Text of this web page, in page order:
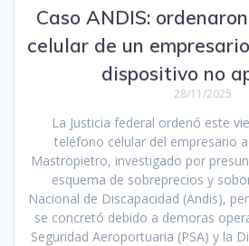
Caso ANDIS:
celular de un
dispositivo no
28/11/2025
La Justicia federal ordenó este
teléfono celular del empresario
Mastropietro, investigado por
esquema de sobreprecios y
Nacional de Discapacidad (Andis),
se concretó debido a demoras
Seguridad Aeroportuaria (PSA) y la